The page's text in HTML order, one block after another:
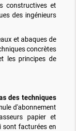
constructives et
des ingénieurs
et abaques de
concrètes
les principes de
des techniques
d'abonnement
papier et
sont facturées en